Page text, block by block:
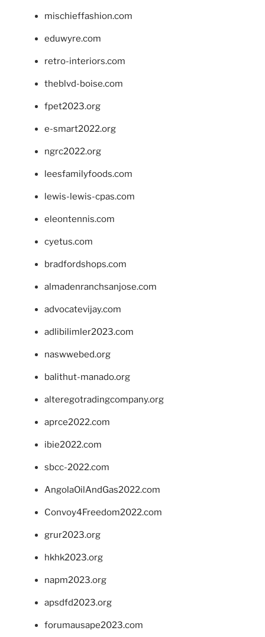
mischieffashion.com
eduwyre.com
retro-interiors.com
theblvd-boise.com
fpet2023.org
e-smart2022.org
ngrc2022.org
leesfamilyfoods.com
lewis-lewis-cpas.com
eleontennis.com
cyetus.com
bradfordshops.com
almadenranchsanjose.com
advocatevijay.com
adlibilimler2023.com
naswwebed.org
balithut-manado.org
alteregotradingcompany.org
aprce2022.com
ibie2022.com
sbcc-2022.com
AngolaOilAndGas2022.com
Convoy4Freedom2022.com
grur2023.org
hkhk2023.org
napm2023.org
apsdfd2023.org
forumausape2023.com